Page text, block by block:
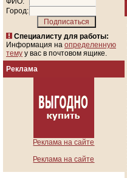
Город:
Специалисту для работы:
Информация на определенную
тему у вас в почтовом ящике.
Реклама
Реклама на сайте
Реклама на сайте